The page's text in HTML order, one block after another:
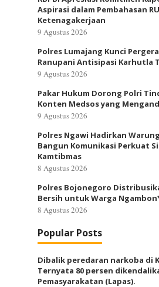
Aspirasi dalam Pembahasan
Ketenagakerjaan
9 Agustus 2026
Polres Lumajang Kunci
Ranupani Antisipasi Karhutla
9 Agustus 2026
Pakar Hukum Dorong Polri
Konten Medsos yang
9 Agustus 2026
Polres Ngawi Hadirkan
Bangun Komunikasi Perkuat
Kamtibmas
8 Agustus 2026
Polres Bojonegoro
Bersih untuk Warga
8 Agustus 2026
Popular Posts
Dibalik peredaran narkoba di
Ternyata 80 persen
Pemasyarakatan (Lapas).